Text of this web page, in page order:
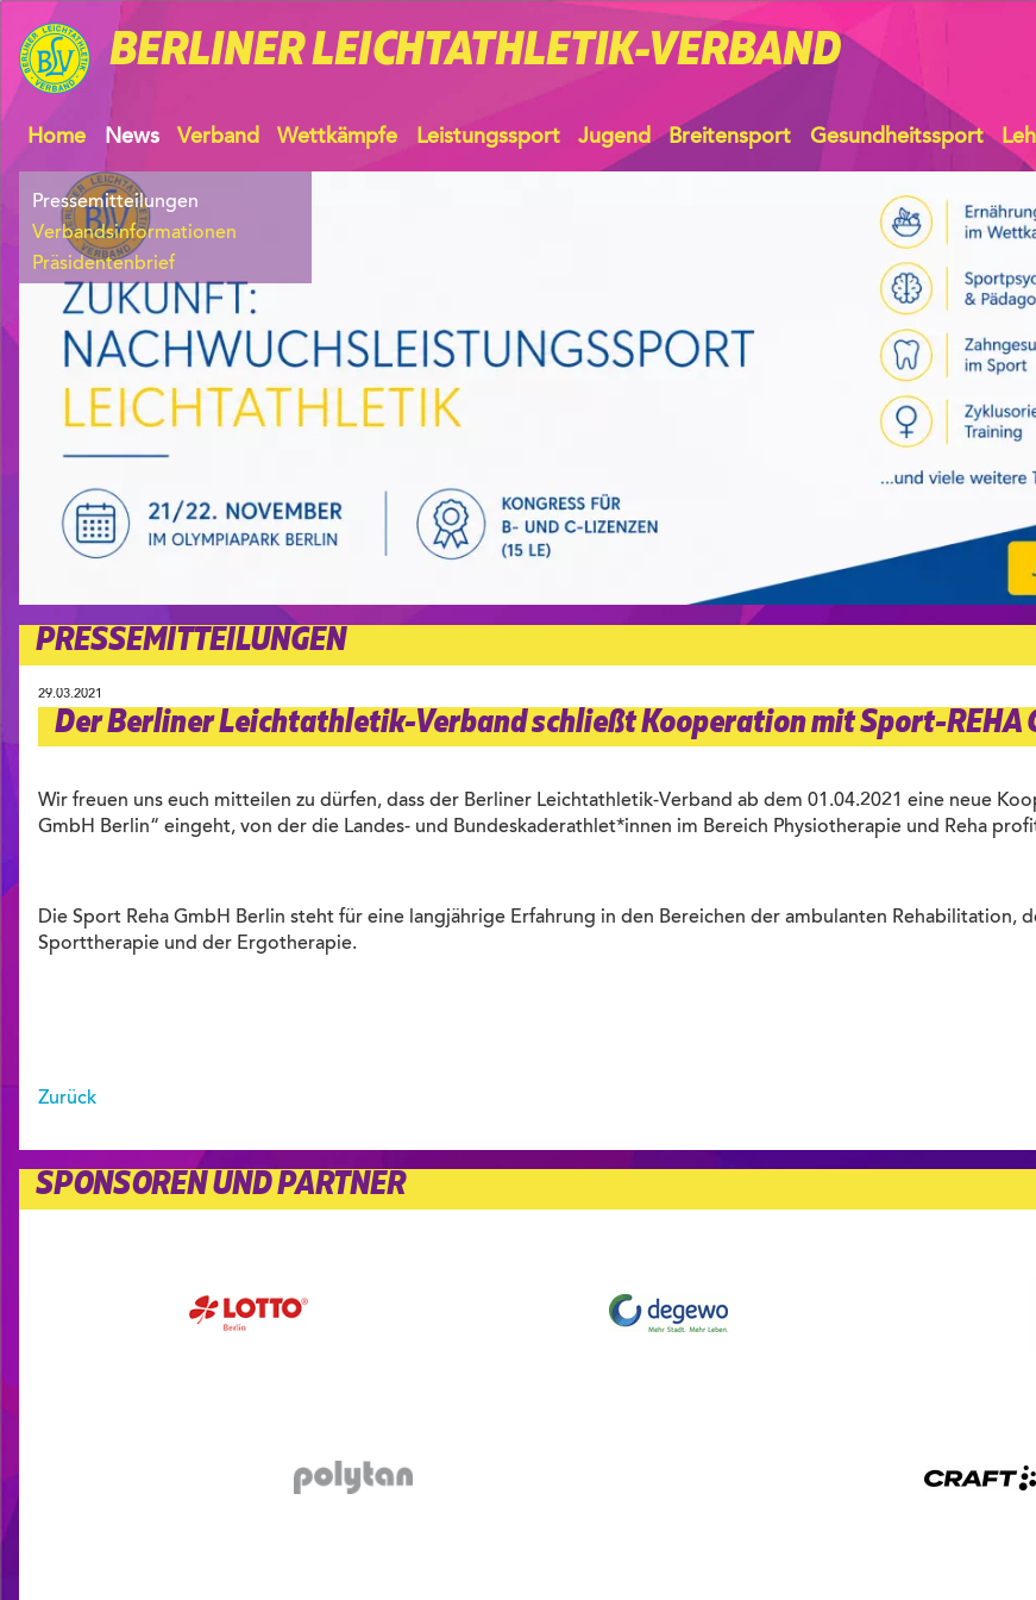
BERLINERLEICHTATHLETIK-VERBAND
Home News Verband Wettkämpfe Leistungssport Jugend Breitensport Gesundheitssport
Pressemitteilungen
Verbandsinformationen
Präsidentenbrief
PRESSEMITTEILUNGEN
29.03.2021
Der Berliner Leichtathletik-Verband schließt Kooperation mit Sport-REHA
Wir freuen uns euch mitteilen zu dürfen, dass der Berliner Leichtathletik-Verband ab dem 01.04.2021 eine neue
GmbH Berlin“ eingeht, von der die Landes- und Bundeskaderathlet*innen im Bereich Physiotherapie und Reha
Die Sport Reha GmbH Berlin steht für eine langjährige Erfahrung in den Bereichen der ambulanten Rehabilitation,
Sporttherapie und der Ergotherapie.
Zurück
SPONSOREN UND PARTNER